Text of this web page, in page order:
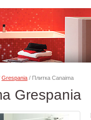
Grespania / Плитка Canaima
Grespania